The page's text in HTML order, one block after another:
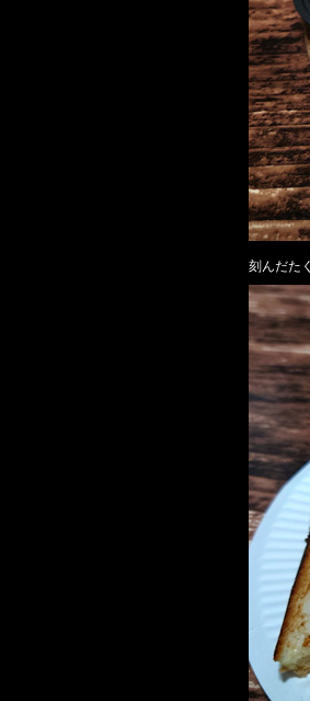
刻んだた